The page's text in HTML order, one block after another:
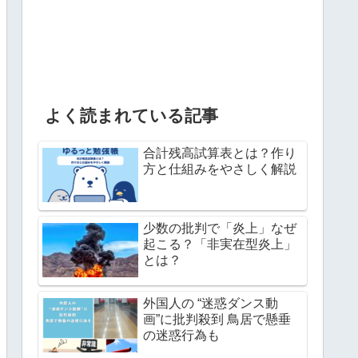
よく読まれている記事
合計残高試算表とは？作り
方と仕組みをやさしく解説
少数の批判で「炎上」なぜ
起こる？「非実在型炎上」
とは？
外国人の “迷惑ダンス動
画”に批判殺到 鳥居で懸垂
の迷惑行為も